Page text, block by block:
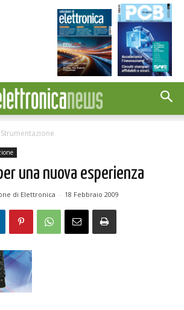
Strumentazione
una nuova esperienza
di Elettronica - 18 Febbraio 2009